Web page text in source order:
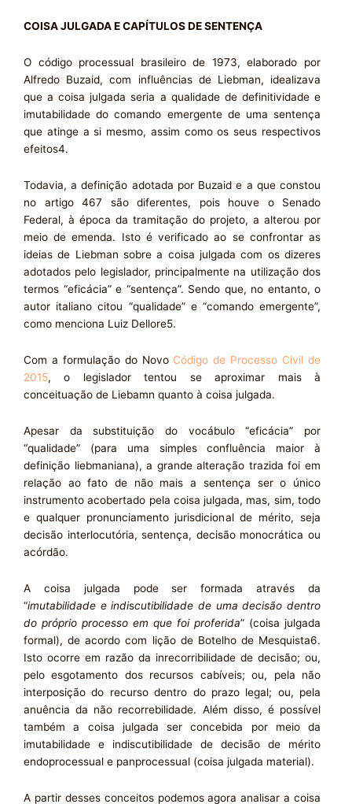
COISA JULGADA E CAPÍTULOS DE SENTENÇA
O código processual brasileiro de 1973, elaborado por
Alfredo Buzaid, com influências de Liebman, idealizava
que a coisa julgada seria a qualidade de definitividade e
imutabilidade do comando emergente de uma sentença
que atinge a si mesmo, assim como os seus respectivos
efeitos4.
Todavia, a definição adotada por Buzaid e a que constou
no artigo 467 são diferentes, pois houve o Senado
Federal, à época da tramitação do projeto, a alterou por
meio de emenda. Isto é verificado ao se confrontar as
ideias de Liebman sobre a coisa julgada com os dizeres
adotados pelo legislador, principalmente na utilização dos
termos “eficácia” e “sentença”. Sendo que, no entanto, o
autor italiano citou “qualidade” e “comando emergente”,
como menciona Luiz Dellore5.
Com a formulação do Novo Código de Processo Civil de
2015, o legislador tentou se aproximar mais à
conceituação de Liebamn quanto à coisa julgada.
Apesar da substituição do vocábulo “eficácia” por
“qualidade” (para uma simples confluência maior à
definição liebmaniana), a grande alteração trazida foi em
relação ao fato de não mais a sentença ser o único
instrumento acobertado pela coisa julgada, mas, sim, todo
e qualquer pronunciamento jurisdicional de mérito, seja
decisão interlocutória, sentença, decisão monocrática ou
acórdão.
A coisa julgada pode ser formada através da
“imutabilidade e indiscutibilidade de uma decisão dentro
do próprio processo em que foi proferida” (coisa julgada
formal), de acordo com lição de Botelho de Mesquista6.
Isto ocorre em razão da inrecorribilidade de decisão; ou,
pelo esgotamento dos recursos cabíveis; ou, pela não
interposição do recurso dentro do prazo legal; ou, pela
anuência da não recorrebilidade. Além disso, é possível
também a coisa julgada ser concebida por meio da
imutabilidade e indiscutibilidade de decisão de mérito
endoprocessual e panprocessual (coisa julgada material).
A partir desses conceitos podemos agora analisar a coisa